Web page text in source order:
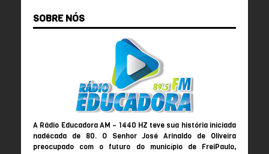
SOBRE NÓS
A Rádio Educadora AM – 1440 HZ teve sua história iniciada
nadécada de 80. O Senhor José Arinaldo de Oliveira
preocupado com o futuro do município de FreiPaulo,